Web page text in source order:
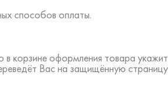
способов оплаты.
в корзине оформления товара
Вас на защищённую